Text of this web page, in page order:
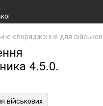
спорядження для
4.5.0.
військових